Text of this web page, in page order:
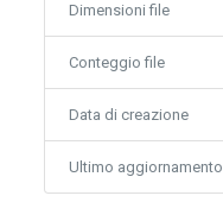
Dimensioni file
Conteggio file
Data di creazione
Ultimo aggiornamento